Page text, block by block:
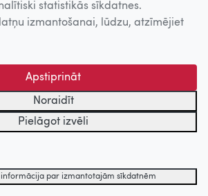
statistikās sīkdatnes.
izmantošanai, lūdzu, atzīmējiet
Apstiprināt
Noraidīt
Pielāgot izvēli
par izmantotajām sīkdatnēm